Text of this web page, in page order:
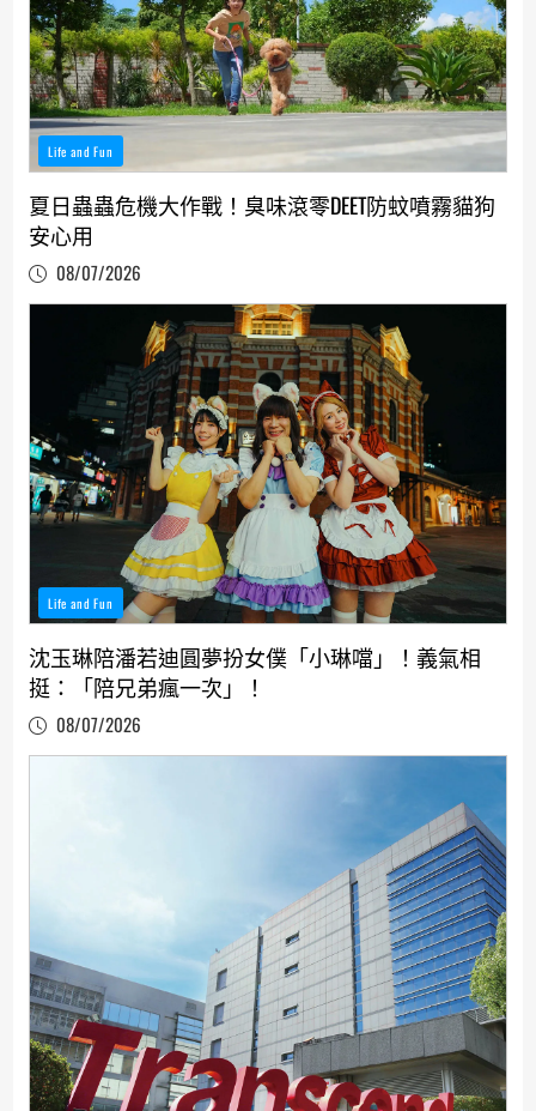
Life and Fun
夏日蟲蟲危機大作戰！臭味滾零DEET防蚊噴霧貓狗
安心用
08/07/2026
Life and Fun
沈玉琳陪潘若迪圓夢扮女僕「小琳噹」！義氣相
挺：「陪兄弟瘋一次」！
08/07/2026